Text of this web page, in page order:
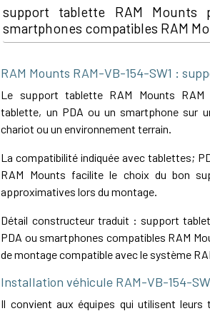
support tablette RAM Mounts
smartphones compatibles RAM
RAM Mounts RAM-VB-154-SW1 :
Le support tablette RAM Mounts RAM
tablette, un PDA ou un smartphone sur
chariot ou un environnement terrain.
La compatibilité indiquée avec tablettes;
RAM Mounts facilite le choix du bon
approximatives lors du montage.
Détail constructeur traduit : support
PDA ou smartphones compatibles RAM
de montage compatible avec le système
Installation véhicule RAM-VB-154-
Il convient aux équipes qui utilisent leurs